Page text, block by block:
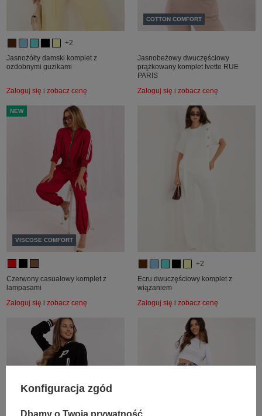
+2
Jasnożółty damski komplet z
ozdobnymi guzikami
Zaloguj się i zobacz cenę
COTTON COMFORT
Jasnobeżowy dwuczęściowy
prążkowany komplet Ivette RUE
PARIS
Zaloguj się i zobacz cenę
NEW
VISCOSE COMFORT
Czerwony casualowy komplet z
lampasami
Zaloguj się i zobacz cenę
+2
Ecru dwuczęściowy komplet z
wiązaniem
Zaloguj się i zobacz cenę
Konfiguracja zgód
Dbamy o Twoją prywatność